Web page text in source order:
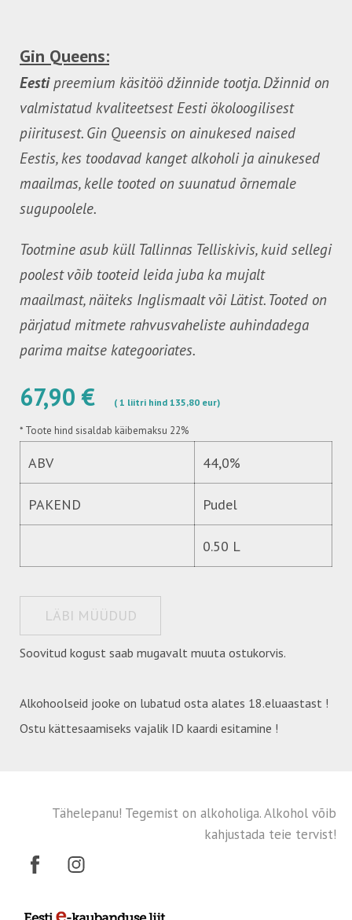
Gin Queens:
Eestipreemium käsitöö džinnide tootja. Džinnid on
valmistatud kvaliteetsest Eesti ökoloogilisest
piiritusest. Gin Queensis on ainukesed naised
Eestis, kes toodavad kanget alkoholi ja ainukesed
maailmas, kelle tooted on suunatud õrnemale
sugupoolele.
Tootmine asub küll Tallinnas Telliskivis, kuid sellegi
poolest võib tooteid leida juba ka mujalt
maailmast, näiteks Inglismaalt või Lätist. Tooted on
pärjatud mitmete rahvusvaheliste auhindadega
parima maitse kategooriates.
67,90 € ( 1 liitri hind 135,80 eur)
* Toote hind sisaldab käibemaksu 22%
ABV 44,0%
PAKEND Pudel
0.50 L
LÄBI MÜÜDUD
Soovitud kogust saab mugavalt muuta ostukorvis.
Alkohoolseid jooke on lubatud osta alates 18.eluaastast !
Ostu kättesaamiseks vajalik ID kaardi esitamine !
Tähelepanu! Tegemist on alkoholiga. Alkohol võib
kahjustada teie tervist!